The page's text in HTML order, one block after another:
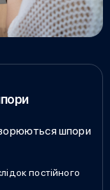
шпори
постійного